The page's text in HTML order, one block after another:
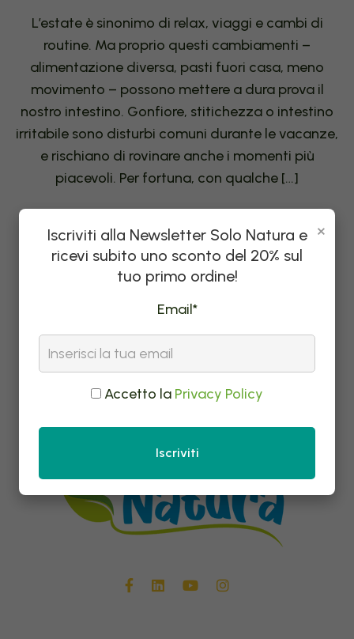
L’estate è sinonimo di relax, viaggi e cambi di
routine. Ma proprio questi cambiamenti –
alimentazione diversa, pasti fuori casa, meno
movimento – possono mettere a dura prova il
nostro intestino. Gonfiore, stitichezza o intestino
irritabile sono disturbi comuni durante le vacanze,
e rischiano di rovinare anche i momenti più
piacevoli. Per fortuna, con qualche […]
Leggi tutto ×
Iscriviti alla Newsletter Solo Natura e
ricevi subito uno sconto del 20% sul
tuo primo ordine!
Email*
Accetto la Privacy Policy
Iscriviti